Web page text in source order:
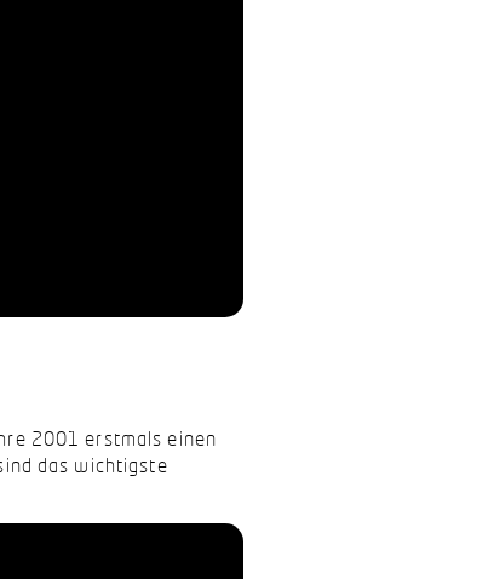
2001 erstmals einen
das wichtigste